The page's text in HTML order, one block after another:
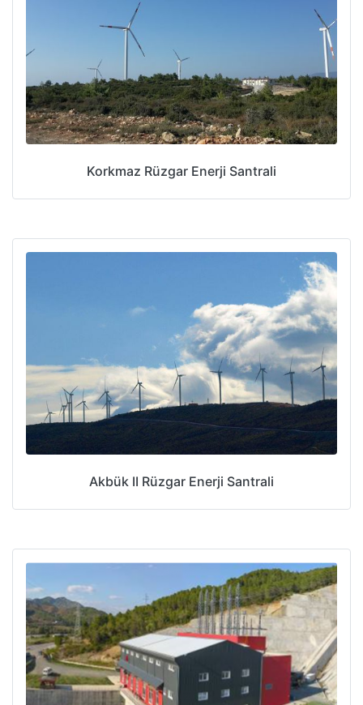
Korkmaz Rüzgar Enerji Santrali
Akbük II Rüzgar Enerji Santrali